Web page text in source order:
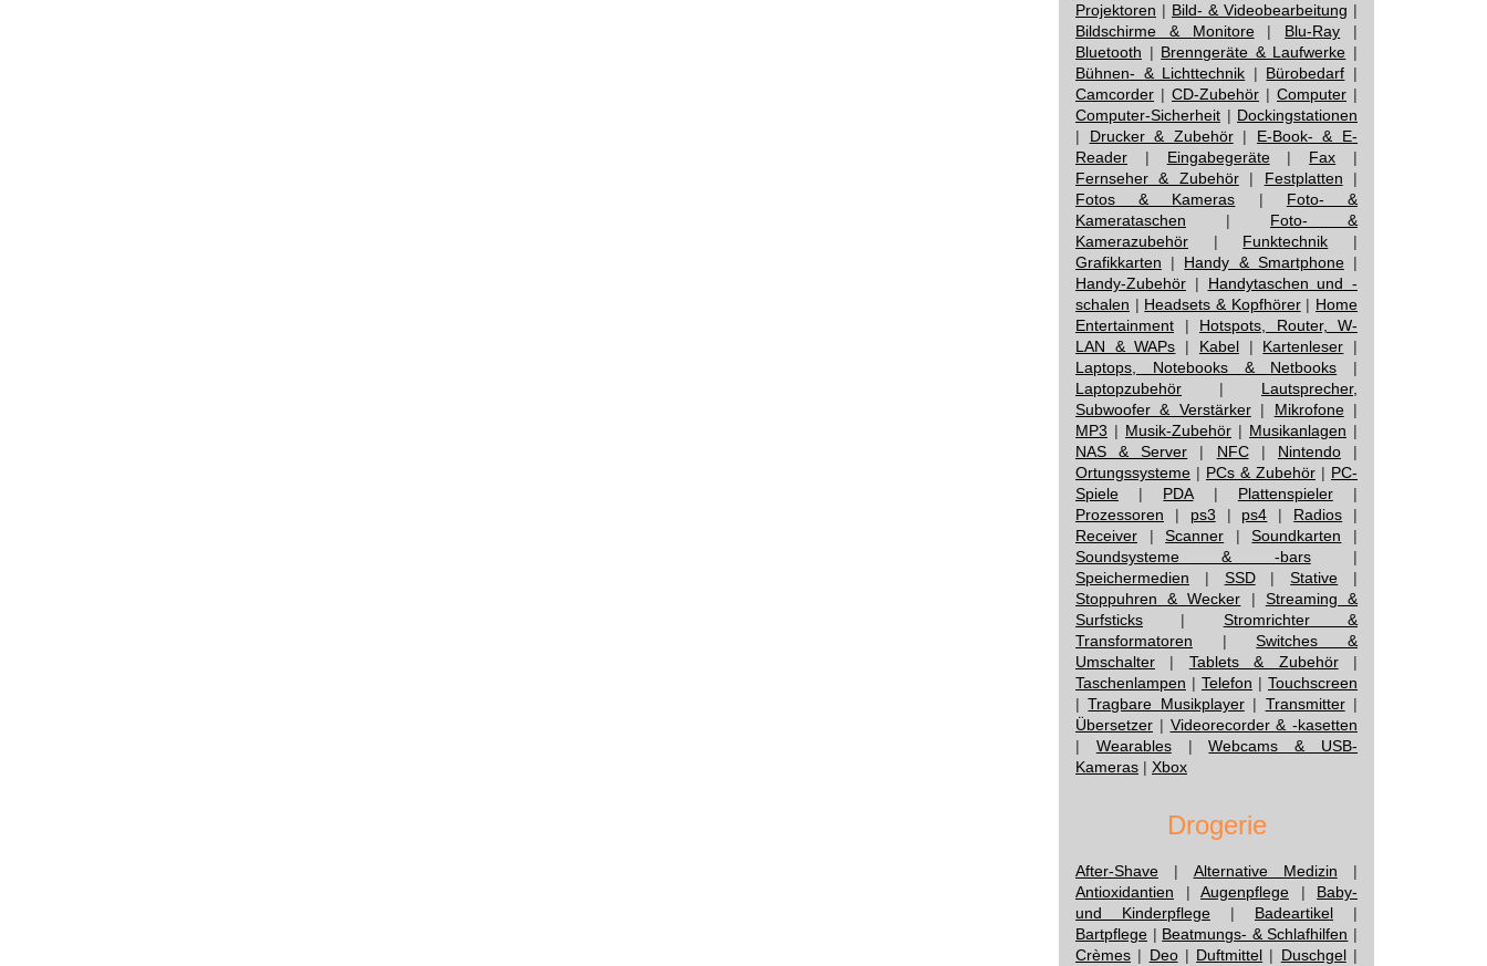
Projektoren | Bild- & Videobearbeitung |
Bildschirme & Monitore| Blu-Ray |
Bluetooth | Brenngeräte & Laufwerke |
Bühnen- & Lichttechnik | Bürobedarf |
Camcorder | CD-Zubehör | Computer |
Computer-Sicherheit | Dockingstationen
| Drucker & Zubehör| E-Book- & E-
Reader | Eingabegeräte| Fax |
Fernseher & Zubehör| Festplatten |
Fotos & Kameras | Foto- &
Kamerataschen | Foto- &
Kamerazubehör | Funktechnik |
Grafikkarten | Handy & Smartphone|
Handy-Zubehör | Handytaschen und -
schalen | Headsets & Kopfhörer| Home
Entertainment | Hotspots, Router, W-
LAN & WAPs | Kabel| Kartenleser |
Laptops, Notebooks & Netbooks |
Laptopzubehör | Lautsprecher,
Subwoofer & Verstärker| Mikrofone|
MP3 | Musik-Zubehör | Musikanlagen |
NAS & Server | NFC| Nintendo|
Ortungssysteme | PCs & Zubehör | PC-
Spiele | PDA| Plattenspieler|
Prozessoren | ps3 | ps4 | Radios |
Receiver |Scanner |Soundkarten |
Soundsysteme & -bars|
Speichermedien | SSD|Stative |
Stoppuhren & Wecker | Streaming &
Surfsticks | Stromrichter &
Transformatoren |Switches &
Umschalter | Tablets & Zubehör|
Taschenlampen | Telefon | Touchscreen
|Tragbare Musikplayer| Transmitter|
Übersetzer | Videorecorder & -kasetten
| Wearables|Webcams & USB-
Kameras | Xbox
Drogerie
After-Shave | Alternative Medizin |
Antioxidantien | Augenpflege | Baby-
und Kinderpflege | Badeartikel |
Bartpflege | Beatmungs- & Schlafhilfen |
Crèmes | Deo| Duftmittel | Duschgel|